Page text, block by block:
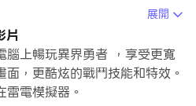
可以在大螢幕上清晰地瀏覽, 而
用觸摸屏鍵盤要快得多，同時
量問題。
可以在PC上運行多個應用程
展開
片
腦上暢玩異界勇者 ，享受更寬
，更酷炫的戰鬥技能和特效。
電模擬器。